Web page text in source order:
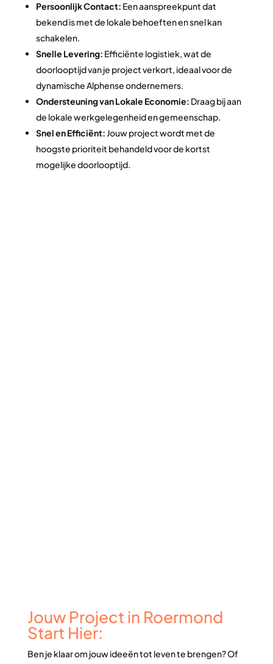
Persoonlijk Contact: Een aanspreekpunt dat
bekend is met de lokale behoeften en snel kan
schakelen.
Snelle Levering: Efficiënte logistiek, wat de
doorlooptijd van je project verkort, ideaal voor de
dynamische Alphense ondernemers.
Ondersteuning van Lokale Economie: Draag bij aan
de lokale werkgelegenheid en gemeenschap.
Snel en Efficiënt:Jouw project wordt met de
hoogste prioriteit behandeld voor de kortst
mogelijke doorlooptijd.
Jouw Project in Roermond
Start Hier:
Ben je klaar om jouw ideeën tot leven te brengen? Of